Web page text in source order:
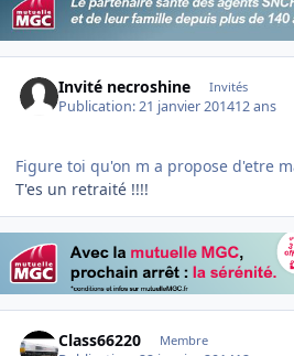
Invité necroshine Invités
Publication:21 janvier 201412 ans
Figure toi qu'on m a propose d'etre
T'es un retraité !!!!
Class66220 Membre